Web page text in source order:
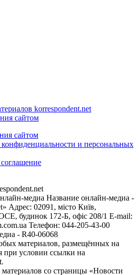
korrespondent.net
сайтом
сайтом
и персональных
медиа Название онлайн-медиа -
Адрес: 02091, місто Київ,
будинок 172-Б, офіс 208/1 E-mail:
Телефон: 044-205-43-00
- R40-06068
материалов, размещённых на
при условии ссылки на
со страницы «Новости